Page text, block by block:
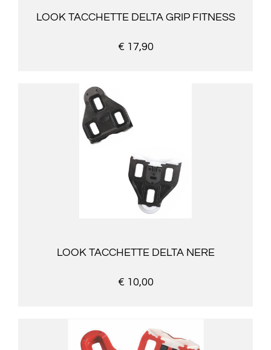
LOOK TACCHETTE DELTA GRIP FITNESS
€ 17,90
LOOK TACCHETTE DELTA NERE
€ 10,00